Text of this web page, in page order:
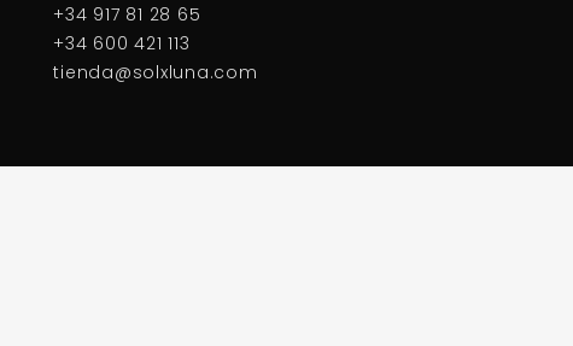
+34 917 81 28 65
+34 600 421 113
tienda@solxluna.com